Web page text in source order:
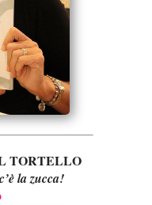
TORTELLO
la zucca!